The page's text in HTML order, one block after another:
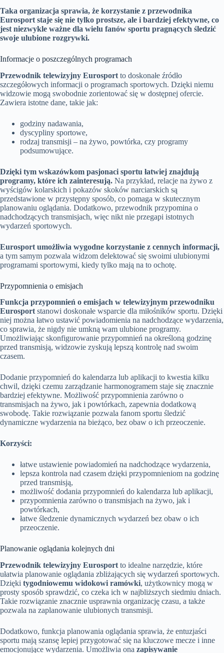
Taka organizacja sprawia, że korzystanie z przewodnika
Eurosport staje się nie tylko prostsze, ale i bardziej efektywne, co
jest niezwykle ważne dla wielu fanów sportu pragnących śledzić
swoje ulubione rozgrywki.
Informacje o poszczególnych programach
Przewodnik telewizyjny Eurosport to doskonałe źródło
szczegółowych informacji o programach sportowych. Dzięki niemu
widzowie mogą swobodnie zorientować się w dostępnej ofercie.
Zawiera istotne dane, takie jak:
godziny nadawania,
dyscypliny sportowe,
rodzaj transmisji – na żywo, powtórka, czy programy
podsumowujące.
Dzięki tym wskazówkom pasjonaci sportu łatwiej znajdują
programy, które ich zainteresują. Na przykład, relacje na żywo z
wyścigów kolarskich i pokazów skoków narciarskich są
przedstawione w przystępny sposób, co pomaga w skutecznym
planowaniu oglądania. Dodatkowo, przewodnik przypomina o
nadchodzących transmisjach, więc nikt nie przegapi istotnych
wydarzeń sportowych.
Eurosport umożliwia wygodne korzystanie z cennych informacji,
a tym samym pozwala widzom delektować się swoimi ulubionymi
programami sportowymi, kiedy tylko mają na to ochotę.
Przypomnienia o emisjach
Funkcja przypomnień o emisjach w telewizyjnym przewodniku
Eurosport stanowi doskonałe wsparcie dla miłośników sportu. Dzięki
niej można łatwo ustawić powiadomienia na nadchodzące wydarzenia,
co sprawia, że nigdy nie umkną wam ulubione programy.
Umożliwiając skonfigurowanie przypomnień na określoną godzinę
przed transmisją, widzowie zyskują lepszą kontrolę nad swoim
czasem.
Dodanie przypomnień do kalendarza lub aplikacji to kwestia kilku
chwil, dzięki czemu zarządzanie harmonogramem staje się znacznie
bardziej efektywne. Możliwość przypomnienia zarówno o
transmisjach na żywo, jak i powtórkach, zapewnia dodatkową
swobodę. Takie rozwiązanie pozwala fanom sportu śledzić
dynamiczne wydarzenia na bieżąco, bez obaw o ich przeoczenie.
Korzyści:
łatwe ustawienie powiadomień na nadchodzące wydarzenia,
lepsza kontrola nad czasem dzięki przypomnieniom na godzinę
przed transmisją,
możliwość dodania przypomnień do kalendarza lub aplikacji,
przypomnienia zarówno o transmisjach na żywo, jak i
powtórkach,
łatwe śledzenie dynamicznych wydarzeń bez obaw o ich
przeoczenie.
Planowanie oglądania kolejnych dni
Przewodnik telewizyjny Eurosport to idealne narzędzie, które
ułatwia planowanie oglądania zbliżających się wydarzeń sportowych.
Dzięki tygodniowemu widokowi ramówki, użytkownicy mogą w
prosty sposób sprawdzić, co czeka ich w najbliższych siedmiu dniach.
Takie rozwiązanie znacznie usprawnia organizację czasu, a także
pozwala na zaplanowanie ulubionych transmisji.
Dodatkowo, funkcja planowania oglądania sprawia, że entuzjaści
sportu mają szansę lepiej przygotować się na kluczowe mecze i inne
emocjonujące wydarzenia. Umożliwia ona zapisywanie